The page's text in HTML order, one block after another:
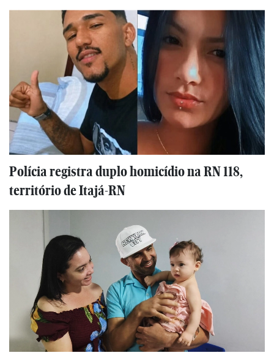
Polícia registra duplo homicídio na RN 118,
território de Itajá-RN